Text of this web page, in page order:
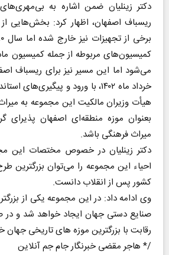
دکتر زینلیان ضمن اشاره به
ریسباف اصفهان، اظهار کرد: بخش‌هایی
می‌شود اما این مسیر نیز برای ریسباف
خرداد ماه ۱۴۰۲، با ورود و
هیأت وزیران مالکیت این مجموعه به
بعنوان موزه منطقه‌ای اصفهان پذیرای
میراث فرهنگی باشد.
دکتر زینلیان در خصوص مختصات این
احیاء این مجموعه را می‌توان بزرگترین
کشور پس از انقلاب دانست.
وی ادامه داد: در این مجموعه یکی از
صنایع دستی جهان ایجاد خواهد شد و در
رقابت با بزرگترین موزه های تاریخی جهان
/* هاجر مقضی خبرنگار جام جم آنلاین